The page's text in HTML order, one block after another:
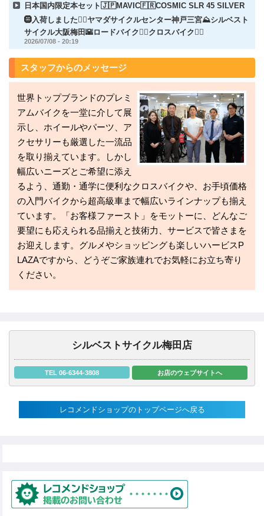
日本国内限定本セット🇯🇵MAVIC🇫🇷COSMIC SLR 45 SILVER
🛞入荷しました🚵‍♀️ヤマダサイクルセンター神戸三宮⛰️シルベスト
サイクル大阪梅田🌇ロードバイク🚵‍♀️クロスバイク🚵‍♂️
2026/07/08 - 20:19
スタッフからのメッセージ
世界トップブランドのプレミ
アムバイクを一堂に介して展
示し、ホイールやパーツ、ア
クセサリーも厳選した一流品
を取り揃えています。しかし
幅広いニーズとご希望に添え
るよう、通勤・通学に便利なクロスバイクや、お手頃価格
の入門バイクから超高級車まで幅広いラインナップも揃え
ています。「お客様ファースト」をモットーに、どんなご
要望にも応えられる品揃えと技術力、サービスで皆さまを
お迎えします。グルメやショッピングも楽しいハービスP
LAZAですから、どうぞご家族連れでお気軽にお立ち寄り
ください。
シルベストサイクル梅田店
TEL 06-6344-3808 お店のウェブサイトへ
レコメンドショップのトップページへ戻る